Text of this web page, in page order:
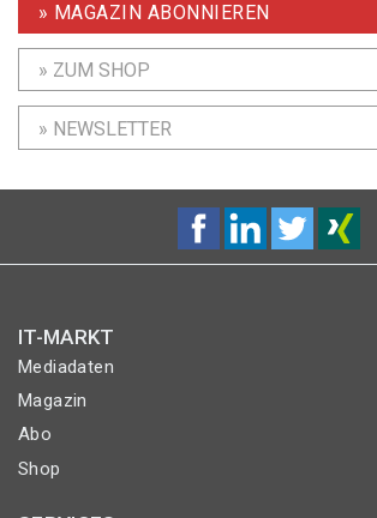
» MAGAZIN ABONNIEREN
» ZUM SHOP
» NEWSLETTER
IT-MARKT
Mediadaten
Magazin
Abo
Shop